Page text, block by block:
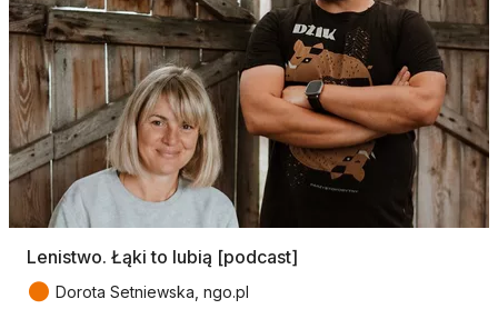
Lenistwo. Łąki to lubią [podcast]
● Dorota Setniewska, ngo.pl